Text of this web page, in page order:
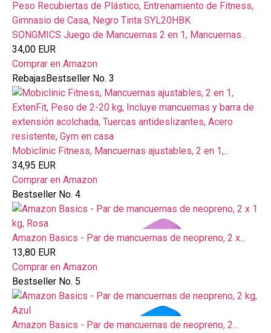
SONGMICS Juego de Mancuernas 2 en 1, Mancuernas...
34,00 EUR
Comprar en Amazon
RebajasBestseller No. 3
Mobiclinic Fitness, Mancuernas ajustables, 2 en 1,...
34,95 EUR
Comprar en Amazon
Bestseller No. 4
Amazon Basics - Par de mancuernas de neopreno, 2 x...
13,80 EUR
Comprar en Amazon
Bestseller No. 5
Amazon Basics - Par de mancuernas de neopreno, 2...